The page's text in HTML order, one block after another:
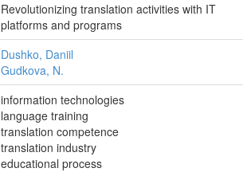
Revolutionizing translation activities with IT
platforms and programs
Dushko, Daniil
Gudkova, N.
information technologies
language training
translation competence
translation industry
educational process